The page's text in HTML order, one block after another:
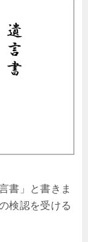
書」と書きま
検認を受ける